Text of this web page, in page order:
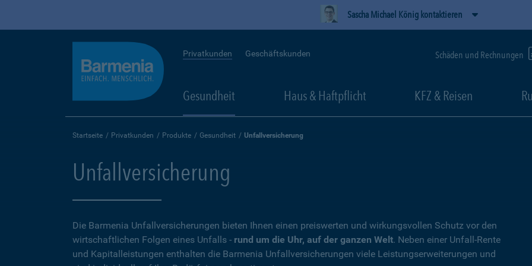
Sascha Michael König kontaktieren
Privatkunden Geschäftskunden Schäden und Rechnungen
Gesundheit Haus & Haftpflicht KFZ & Reisen
Startseite Privatkunden Produkte Gesundheit Unfallversicherung
Unfallversicherung
Die Barmenia Unfallversicherungen bieten Ihnen einen preiswerten und wirkungsvollen Schutz vor den
wirtschaftlichen Folgen eines Unfalls - rund um die Uhr, auf der ganzen Welt. Neben einer Unfall-Rente
und Kapitalleistungen enthalten die Barmenia Unfallversicherungen viele Leistungserweiterungen und